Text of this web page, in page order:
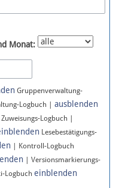
Monat:
Gruppenverwaltung-
Logbuch | ausblenden
Zuweisungs-Logbuch |
Lesebestätigungs-
| Kontroll-Logbuch
| Versionsmarkierungs-
Logbuch einblenden